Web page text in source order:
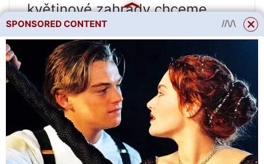
květinové zahrady chceme
vidět zajímavější rostliny.
SPONSORED CONTENT